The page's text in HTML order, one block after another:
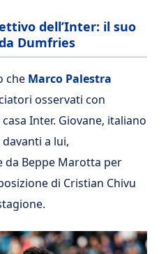
dell’Inter: il suo
Dumfries
che Marco Palestra
osservati con
Inter. Giovane, italiano
a lui,
Beppe Marotta per
di Cristian Chivu